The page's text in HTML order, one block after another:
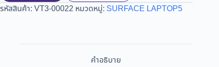
รหัสสินค้า: VT3-00022 หมวดหมู่: SURFACE LAPTOP5
คำอธิบาย